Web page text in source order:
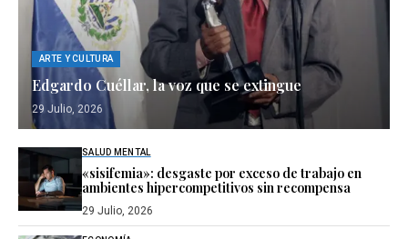
ARTE Y CULTURA
Edgardo Cuéllar, la voz que se extingue
29 Julio, 2026
SALUD MENTAL
«sisifemia»: desgaste por exceso de trabajo en
ambientes hipercompetitivos sin recompensa
29 Julio, 2026